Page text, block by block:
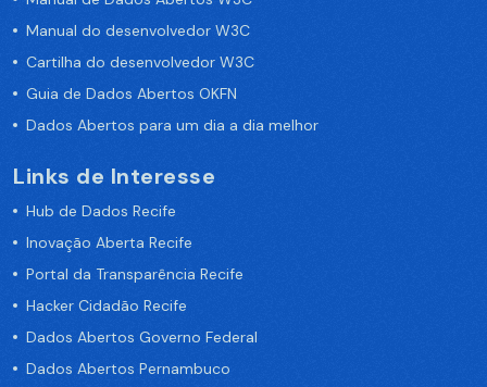
Manual do desenvolvedor W3C
Cartilha do desenvolvedor W3C
Guia de Dados Abertos OKFN
Dados Abertos para um dia a dia melhor
Links de Interesse
Hub de Dados Recife
Inovação Aberta Recife
Portal da Transparência Recife
Hacker Cidadão Recife
Dados Abertos Governo Federal
Dados Abertos Pernambuco